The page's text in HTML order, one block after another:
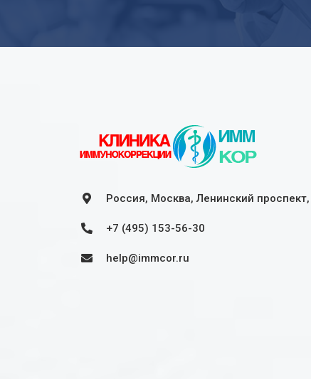
Россия, Москва, Ленинский
+7 (495) 153-56-30
help@immcor.ru